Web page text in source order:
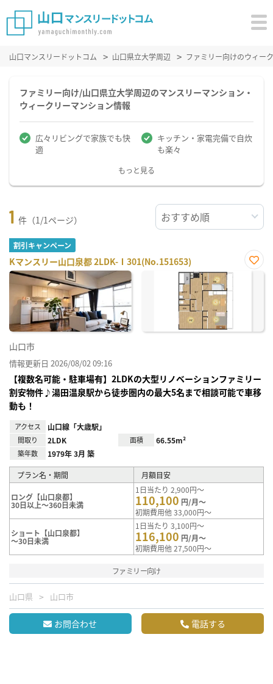
山口マンスリードットコム 山口県立大学周辺 ファミリー向けのウィー
ファミリー向け/山口県立大学周辺のマンスリーマンション・
ウィークリーマンション情報
広々リビングで家族でも快
適
キッチン・家電完備で自炊
も楽々
もっと見る
1 件（1/1ページ）
割引キャンペーン
Kマンスリー山口泉都 2LDK-Ⅰ301(No.151653)
お気
山口市
情報更新日 2026/08/02 09:16
【複数名可能・駐車場有】2LDKの大型リノベーションファミリー
割安物件♪湯田温泉駅から徒歩圏内の最大5名まで相談可能で車移
動も！
アクセス 山口線「大歳駅」
間取り 2LDK 面積 66.55m²
築年数 1979年 3月 築
プラン名・期間 月額目安
ロング【山口泉都】
30日以上～360日未満
1日当たり 2,900円～
110,100 円/月～
初期費用他 33,000円～
ショート【山口泉都】
～30日未満
1日当たり 3,100円～
116,100 円/月～
初期費用他 27,500円～
ファミリー向け
山口県 山口市
お問合わせ 電話する